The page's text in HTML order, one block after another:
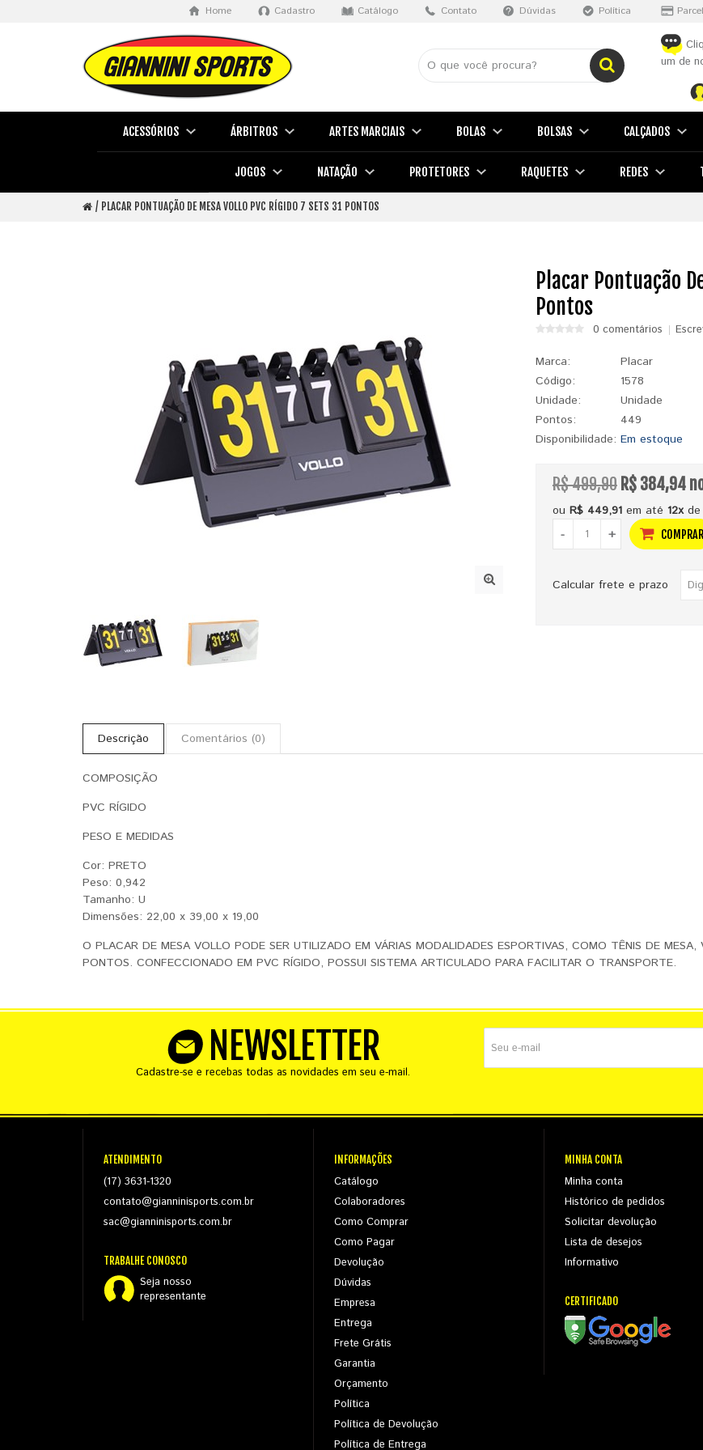
Home Cadastro Catálogo Contato Dúvidas Política
um de
ACESSÓRIOS ÁRBITROS ARTES MARCIAIS BOLAS BOLSAS CALÇADOS
JOGOS NATAÇÃO PROTETORES RAQUETES REDES
PLACAR PONTUAÇÃO DE MESA VOLLO PVC RÍGIDO 7 SETS 31 PONTOS
Placar Pontuação
Pontos
0 comentários
Marca:
Placar
Código:
1578
Unidade:
Unidade
Pontos:
449
Disponibilidade: Em estoque
R$ 499,90 R$ 384,94
ou R$ 449,91em até 12xde
-
+ COMPRAR
Calcular frete e prazo
Descrição Comentários (0)
​COMPOSIÇÃO
PVC RÍGIDO
PESO E MEDIDAS
Cor: PRETO
Peso: 0,942
Tamanho: U
Dimensões: 22,00 x 39,00 x 19,00
O PLACAR DE MESA VOLLO PODE SER UTILIZADO EM VÁRIAS MODALIDADES ESPORTIVAS, COMO TÊNIS DE
PONTOS. CONFECCIONADO EM PVC RÍGIDO, POSSUI SISTEMA ARTICULADO PARA FACILITAR O TRANSPORTE.
NEWSLETTER
Cadastre-se e recebas todas as novidades em seu e-mail.
ATENDIMENTO
(17) 3631-1320
contato@gianninisports.com.br
sac@gianninisports.com.br
TRABALHE CONOSCO
Seja nosso
representante
INFORMAÇÕES
Catálogo
Colaboradores
Como Comprar
Como Pagar
Devolução
Dúvidas
Empresa
Entrega
Frete Grátis
Garantia
Orçamento
Política
Política de Devolução
Política de Entrega
MINHA CONTA
Minha conta
Histórico de pedidos
Solicitar devolução
Lista de desejos
Informativo
CERTIFICADO